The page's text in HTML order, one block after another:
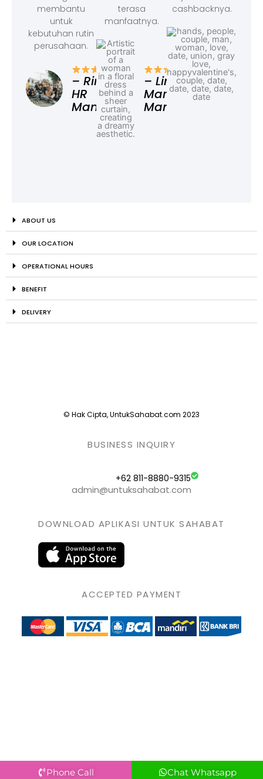
membantu
untuk
kebutuhan rutin
perusahaan.
– Rina,
HR
Manager
terasa
manfaatnya.
– Linda,
Marketing
Manager
cashbacknya.
ABOUT US
OUR LOCATION
OPERATIONAL HOURS
BENEFIT
DELIVERY
© Hak Cipta, UntukSahabat.com 2023
BUSINESS INQUIRY
+62 811-8880-9315
admin@untuksahabat.com
DOWNLOAD APLIKASI UNTUK SAHABAT
ACCEPTED PAYMENT
Phone Call Chat Whatsapp